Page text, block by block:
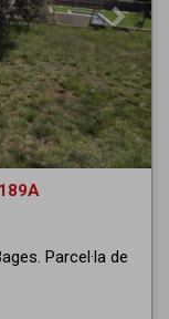
Parcel·la de